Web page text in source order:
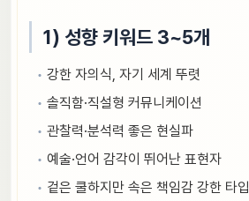
1) 성향 키워드 3~5개
강한 자의식, 자기 세계 뚜렷
솔직함·직설형 커뮤니케이션
관찰력·분석력 좋은 현실파
예술·언어 감각이 뛰어난 표현자
겉은 쿨하지만 속은 책임감 강한 타입